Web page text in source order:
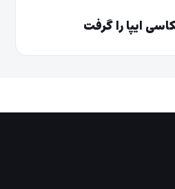
ایپا را گرفت